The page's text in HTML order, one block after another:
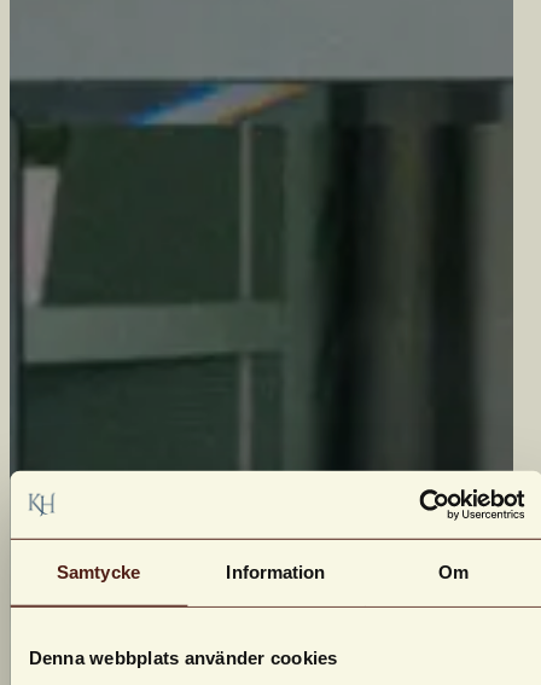
Samtycke Information Om
Denna webbplats använder cookies